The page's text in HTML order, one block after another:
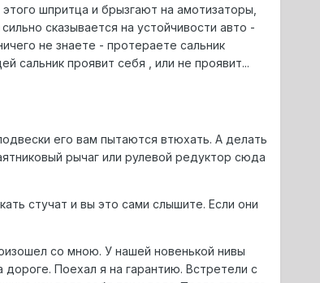
шпритца и брызгают на амотизаторы,
сказывается на устойчивости авто -
не знаете - протераете сальник
сальник проявит себя , или не проявит...
его вам пытаются втюхать. А делать
рычаг или рулевой редуктор сюда
стучат и вы это сами слышите. Если они
со мною. У нашей новенькой нивы
Поехал я на гарантию. Встретели с